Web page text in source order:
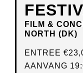
FILM &
NORTH (DK)
ENTREE
AANVANG